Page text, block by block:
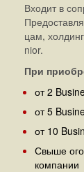
Входит в
цам,
nior.
При
от 2
от 5
от 10
Свыше
ком­пании